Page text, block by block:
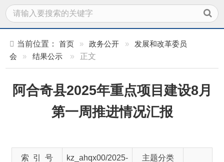
会
» 结果公示 » 正文
阿合奇县2025年重点项目建设8月
第一周推进情况汇报
kz_ahqx00/2025-
主题分类
发布机构
阿合奇县发展和
发布日期
2025-